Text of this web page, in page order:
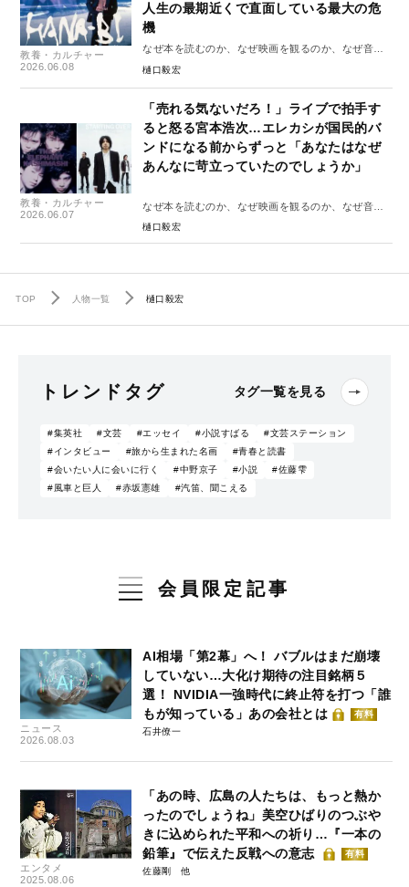
教養・カルチャー
2026.06.08
人生の最期近くで直面している最大の危
機
なぜ本を読むのか、なぜ映画を観るのか、なぜ音楽
を聴くのか#2
樋口毅宏
教養・カルチャー
2026.06.07
「売れる気ないだろ！」ライブで拍手す
ると怒る宮本浩次…エレカシが国民的バ
ンドになる前からずっと「あなたはなぜ
あんなに苛立っていたのでしょうか」
なぜ本を読むのか、なぜ映画を観るのか、なぜ音楽
を聴くのか#1
樋口毅宏
TOP 人物一覧 樋口毅宏
トレンドタグ タグ一覧を見る
#集英社 #文芸 #エッセイ #小説すばる
#文芸ステーション
#インタビュー
#旅から生まれた名画
#青春と読書
#会いたい人に会いに行く
#中野京子 #小説
#佐藤雫
#風車と巨人
#赤坂憲雄 #汽笛、聞こえる
会員限定記事
ニュース
2026.08.03
AI相場「第2幕」へ！ バブルはまだ崩壊
していない…大化け期待の注目銘柄５
選！ NVIDIA一強時代に終止符を打つ「誰
もが知っている」あの会社とは
有料
石井僚一
エンタメ
2025.08.06
「あの時、広島の人たちは、もっと熱か
ったのでしょうね」美空ひばりのつぶや
きに込められた平和への祈り…『一本の
鉛筆』で伝えた反戦への意志
有料
佐藤剛